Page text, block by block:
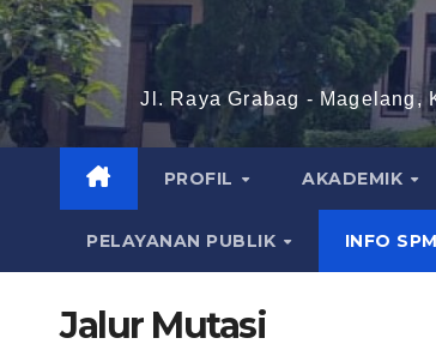
Jl. Raya Grabag - Magelang,
PROFIL AKADEMIK
PELAYANAN PUBLIK INFO
Jalur Mutasi